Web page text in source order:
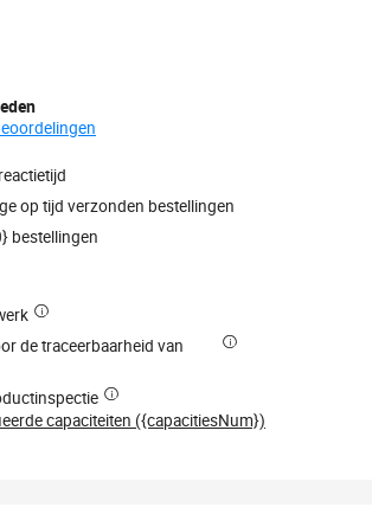
op tijd verzonden bestellingen
bestellingen
de traceerbaarheid van
capaciteiten ({capacitiesNum})